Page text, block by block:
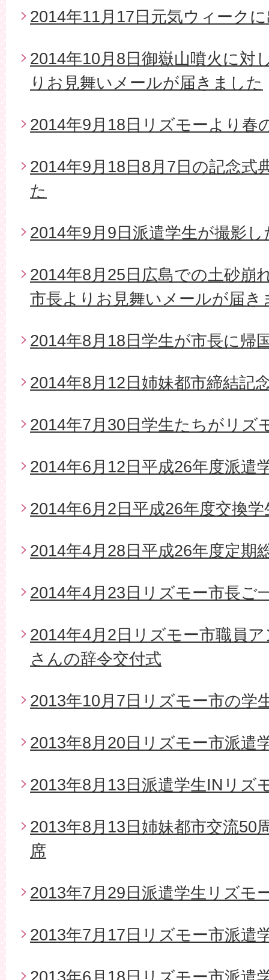
2014年11月17日元気ウィーク
2014年10月8日御嶽山噴火に対
りお見舞いメールが届きました
2014年9月18日リズモーより春
2014年9月18日8月7日の記念式
た
2014年9月9日派遣学生が撮影し
2014年8月25日広島での土砂崩
市長よりお見舞いメールが届き
2014年8月18日学生が市長に帰
2014年8月12日姉妹都市締結記
2014年7月30日学生たちがリズ
2014年6月12日平成26年度派遣
2014年6月2日平成26年度交換
2014年4月28日平成26年度定期
2014年4月23日リズモー市長ご
2014年4月2日リズモー市職員
さんの辞令交付式
2013年10月7日リズモー市の学
2013年8月20日リズモー市派遣
2013年8月13日派遣学生INリズ
2013年8月13日姉妹都市交流50
席
2013年7月29日派遣学生リズモ
2013年7月17日リズモー市派遣